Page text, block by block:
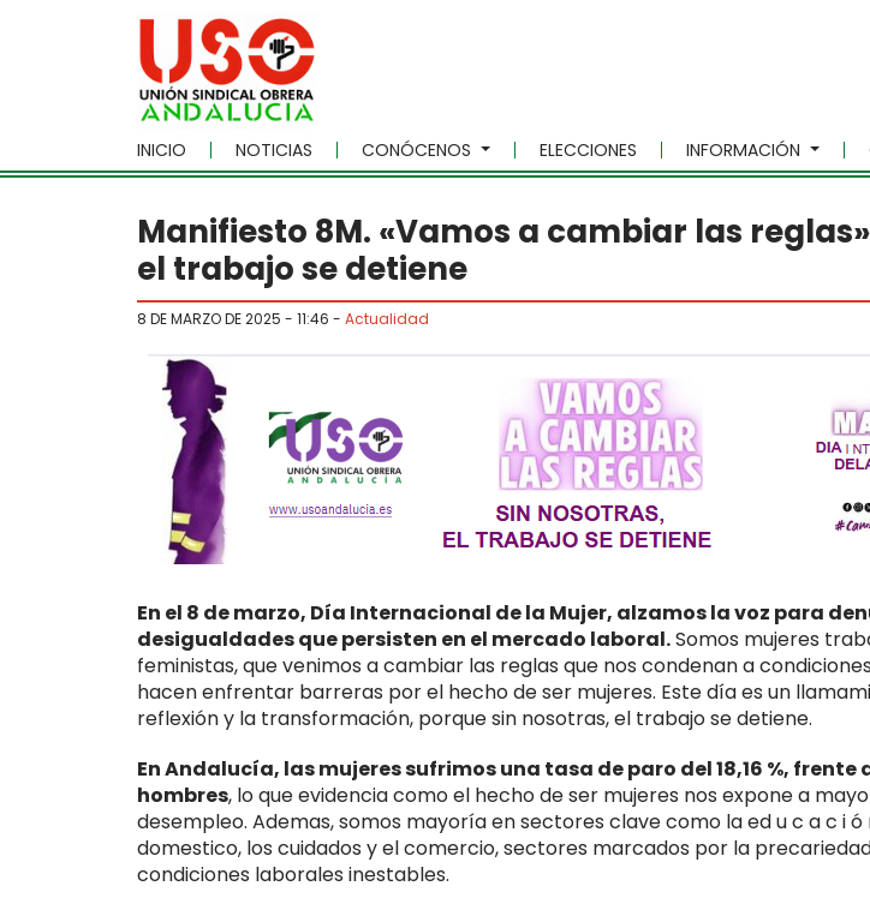
Skip to main content
INICIO NOTICIAS CONÓCENOS ELECCIONES INFORMACIÓN
Manifiesto 8M. «Vamos a cambiar las
el trabajo se detiene
8 DE MARZO DE 2025 - 11:46 - Actualidad
En el 8 de marzo, Día Internacional de la Mujer, alzamos la voz para
desigualdades que persisten en el mercado laboral.Somos mujeres
feministas, que venimos a cambiar las reglas que nos condenan a
hacen enfrentar barreras por el hecho de ser mujeres. Este día es un
reflexión y la transformación, porque sin nosotras, el trabajo se detiene.
En Andalucía, las mujeres sufrimos una tasa de paro del 18,16 %, frente
hombres, lo que evidencia como el hecho de ser mujeres nos expone a
desempleo. Ademas, somos mayoría en sectores clave como la ed u c a c i ó
domestico, los cuidados y el comercio, sectores marcados por la
condiciones laborales inestables.